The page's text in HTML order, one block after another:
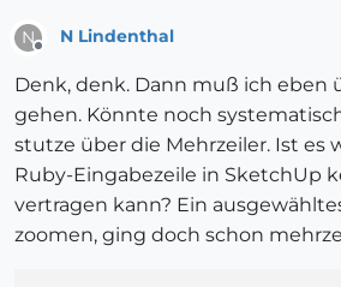
N N Lindenthal
Denk, denk. Dann muß ich eben
gehen. Könnte noch
stutze über die Mehrzeiler. Ist es
Ruby-Eingabezeile in SketchUp
vertragen kann? Ein
zoomen, ging doch schon